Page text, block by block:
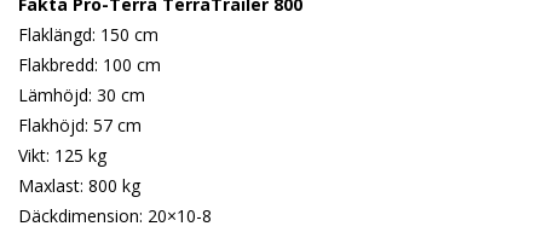
Flaklängd: 150 cm
Flakbredd: 100 cm
Lämhöjd: 30 cm
Flakhöjd: 57 cm
Vikt: 125 kg
Maxlast: 800 kg
Däckdimension: 20×10-8